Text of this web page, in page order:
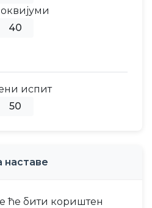
40
испит
50
ће бити кориштен